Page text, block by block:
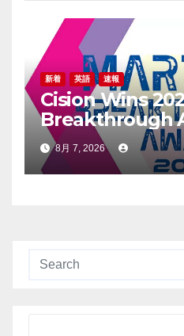
新着 英語 速報
Cision Wins
Breakthrough
Social
Release
AEO
8月 7, 2026